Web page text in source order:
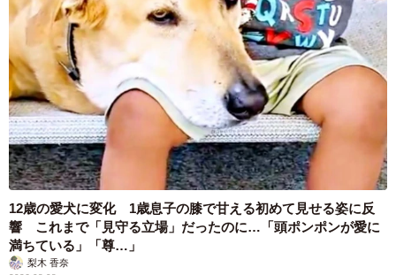
12歳の愛犬に変化 1歳息子の膝で甘える初めて見せる姿に反
響 これまで「見守る立場」だったのに…「頭ポンポンが愛に
満ちている」「尊…」
梨木 香奈